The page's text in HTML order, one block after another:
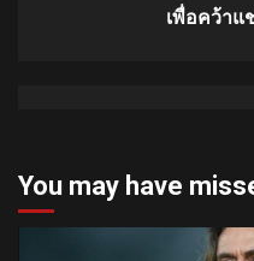
เพื่อคว้าแ
You may have